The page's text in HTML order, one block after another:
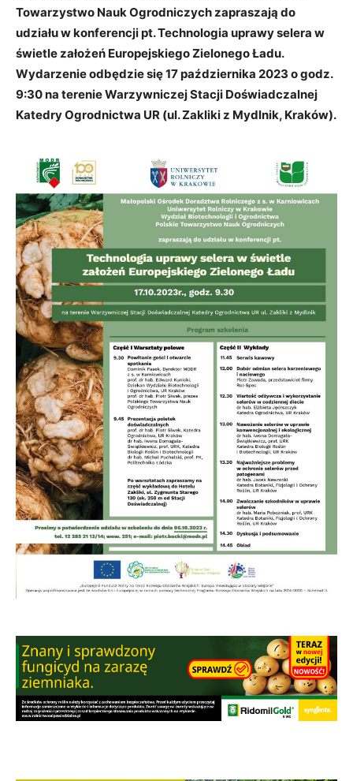
Towarzystwo Nauk Ogrodniczych zapraszają do
udziału w konferencji pt. Technologia uprawy selera w
świetle założeń Europejskiego Zielonego Ładu.
Wydarzenie odbędzie się 17 października 2023 o godz.
9:30 na terenie Warzywniczej Stacji Doświadczalnej
Katedry Ogrodnictwa UR (ul. Zakliki z Mydlnik, Kraków).